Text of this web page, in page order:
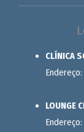
CLÍNICA
LOUNGE